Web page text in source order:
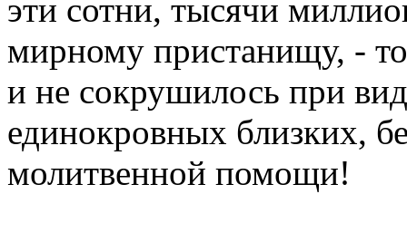
эти сотни, тысячи
мирному пристанищу, -
и не сокрушилось при
единокровных близких,
молитвенной помощи!